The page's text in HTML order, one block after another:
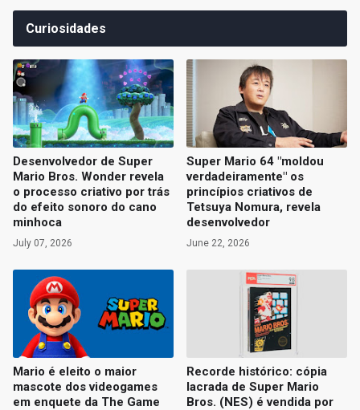
Curiosidades
Desenvolvedor de Super
Mario Bros. Wonder revela
o processo criativo por trás
do efeito sonoro do cano
minhoca
July 07, 2026
Super Mario 64 "moldou
verdadeiramente" os
princípios criativos de
Tetsuya Nomura, revela
desenvolvedor
June 22, 2026
Mario é eleito o maior
mascote dos videogames
em enquete da The Game
Recorde histórico: cópia
lacrada de Super Mario
Bros. (NES) é vendida por